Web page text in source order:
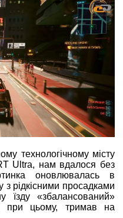
технологічному місту
Ultra, нам вдалося без
оновлювалась в
рідкісними просадками
їзду «збалансований»
при цьому, тримав на